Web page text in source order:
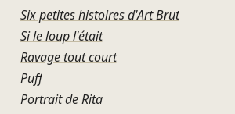
Six petites histoires d'Art Brut
Si le loup l'était
Ravage tout court
Puff
Portrait de Rita